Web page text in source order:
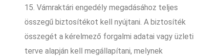
15. Vámraktári engedély megadásához teljes
összegű biztosítékot kell nyújtani. A biztosíték
összegét a kérelmező forgalmi adatai vagy üzleti
terve alapján kell megállapítani, melynek